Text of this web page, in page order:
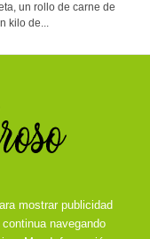
un rollo de carne de
kilo de...
mostrar publicidad
navegando